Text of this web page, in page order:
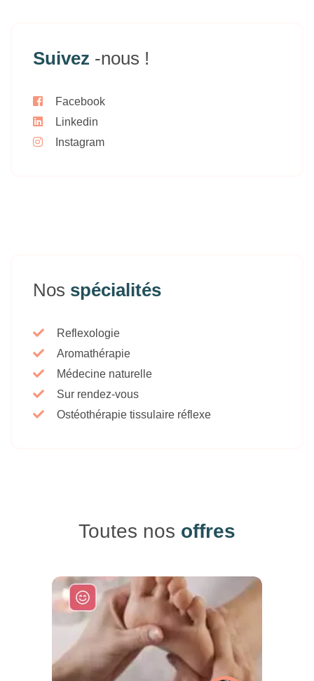
Suivez -nous !
Facebook
Linkedin
Instagram
Nos spécialités
Reflexologie
Aromathérapie
Médecine naturelle
Sur rendez-vous
Ostéothérapie tissulaire réflexe
Toutes nos offres